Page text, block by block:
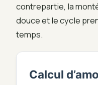
contrepartie, la
douce et le cycle
temps.
Calcul